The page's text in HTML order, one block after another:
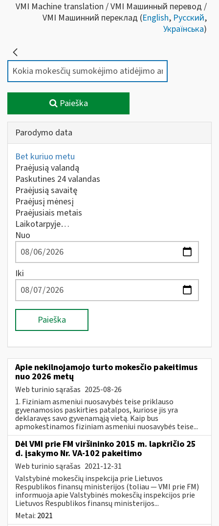
VMI Machine translation / VMI Машинный перевод /
VMI Машинний переклад (English, Русский,
Українська)
Paieška
Parodymo data
Bet kuriuo metu
Praėjusią valandą
Paskutines 24 valandas
Praėjusią savaitę
Praėjusį mėnesį
Praėjusiais metais
Laikotarpyje…
Nuo
Iki
Paieška
Apie nekilnojamojo turto mokesčio pakeitimus
nuo 2026 metų
Web turinio sąrašas 2025-08-26
1. Fiziniam asmeniui nuosavybės teise priklauso
gyvenamosios paskirties patalpos, kuriose jis yra
deklaravęs savo gyvenamąją vietą. Kaip bus
apmokestinamos fiziniam asmeniui nuosavybės teise...
Dėl VMI prie FM viršininko 2015 m. lapkričio 25
d. įsakymo Nr. VA-102 pakeitimo
Web turinio sąrašas 2021-12-31
Valstybinė mokesčių inspekcija prie Lietuvos
Respublikos finansų ministerijos (toliau ― VMI prie FM)
informuoja apie Valstybinės mokesčių inspekcijos prie
Lietuvos Respublikos finansų ministerijos...
Metai: 2021